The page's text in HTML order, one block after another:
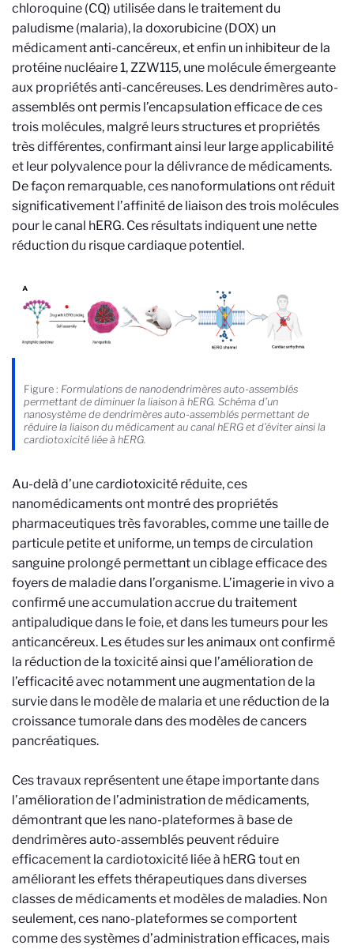
chloroquine (CQ) utilisée dans le traitement du
paludisme (malaria), la doxorubicine (DOX) un
médicament anti-cancéreux, et enfin un inhibiteur de la
protéine nucléaire 1, ZZW115, une molécule émergeante
aux propriétés anti-cancéreuses. Les dendrimères auto-
assemblés ont permis l’encapsulation efficace de ces
trois molécules, malgré leurs structures et propriétés
très différentes, confirmant ainsi leur large applicabilité
et leur polyvalence pour la délivrance de médicaments.
De façon remarquable, ces nanoformulations ont réduit
significativement l’affinité de liaison des trois molécules
pour le canal hERG. Ces résultats indiquent une nette
réduction du risque cardiaque potentiel.
Figure : Formulations de nanodendrimères auto-assemblés
permettant de diminuer la liaison à hERG. Schéma d’un
nanosystème de dendrimères auto-assemblés permettant de
réduire la liaison du médicament au canal hERG et d’éviter ainsi la
cardiotoxicité liée à hERG.
Au-delà d’une cardiotoxicité réduite, ces
nanomédicaments ont montré des propriétés
pharmaceutiques très favorables, comme une taille de
particule petite et uniforme, un temps de circulation
sanguine prolongé permettant un ciblage efficace des
foyers de maladie dans l’organisme. L’imagerie in vivo a
confirmé une accumulation accrue du traitement
antipaludique dans le foie, et dans les tumeurs pour les
anticancéreux. Les études sur les animaux ont confirmé
la réduction de la toxicité ainsi que l’amélioration de
l’efficacité avec notamment une augmentation de la
survie dans le modèle de malaria et une réduction de la
croissance tumorale dans des modèles de cancers
pancréatiques.
Ces travaux représentent une étape importante dans
l’amélioration de l’administration de médicaments,
démontrant que les nano-plateformes à base de
dendrimères auto-assemblés peuvent réduire
efficacement la cardiotoxicité liée à hERG tout en
améliorant les effets thérapeutiques dans diverses
classes de médicaments et modèles de maladies. Non
seulement, ces nano-plateformes se comportent
comme des systèmes d’administration efficaces, mais